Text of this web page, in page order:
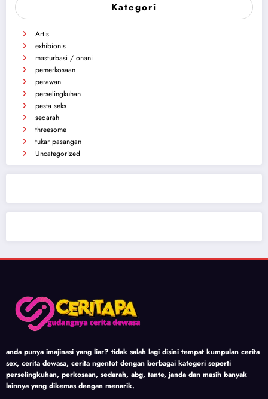
Kategori
Artis
exhibionis
masturbasi / onani
pemerkosaan
perawan
perselingkuhan
pesta seks
sedarah
threesome
tukar pasangan
Uncategorized
anda punya imajinasi yang liar? tidak salah lagi disini tempat kumpulan cerita
sex, cerita dewasa, cerita ngentot dengan berbagai kategori seperti
perselingkuhan, perkosaan, sedarah, abg, tante, janda dan masih banyak
lainnya yang dikemas dengan menarik.